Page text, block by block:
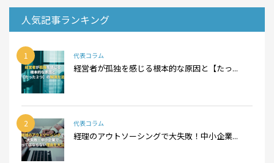
人気記事ランキング
1 代表コラム
経営者が孤独を感じる根本的な原因と【たっ...
2 代表コラム
経理のアウトソーシングで大失敗！中小企業...